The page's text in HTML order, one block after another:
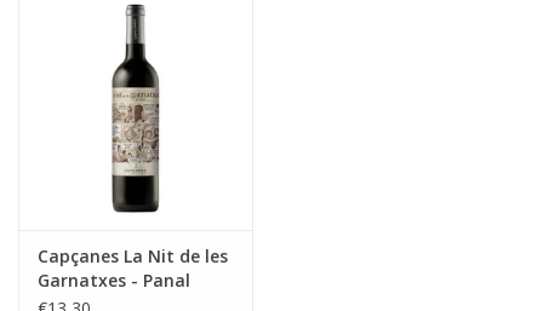
Capçanes La Nit de les
Garnatxes - Panal
(Sand)